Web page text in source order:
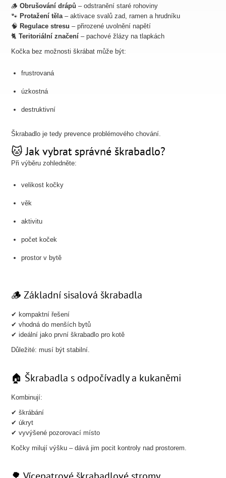
🪵Obrušování drápů – odstranění staré rohoviny
🐾 Protažení těla– aktivace svalů zad, ramen a hrudníku
🧠 Regulace stresu – přirozené uvolnění napětí
🐈Teritoriální značení – pachové žlázy na tlapkách
Kočka bez možnosti škrábat může být:
frustrovaná
úzkostná
destruktivní
Škrabadlo je tedy prevence problémového chování.
🐱 Jak vybrat správné škrabadlo?
Při výběru zohledněte:
velikost kočky
věk
aktivitu
počet koček
prostor v bytě
🪵 Základní sisalová škrabadla
✔ kompaktní řešení
✔ vhodná do menších bytů
✔ ideální jako první škrabadlo pro kotě
Důležité: musí být stabilní.
🏠 Škrabadla s odpočívadly a kukaněmi
Kombinují:
✔ škrábání
✔ úkryt
✔ vyvýšené pozorovací místo
Kočky milují výšku – dává jim pocit kontroly nad prostorem.